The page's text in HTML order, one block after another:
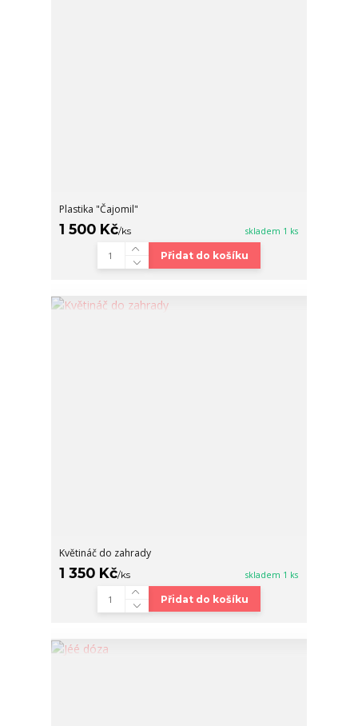
Plastika "Čajomil"
1 500 Kč/ks skladem 1 ks
Přidat do košíku
Květináč do zahrady
1 350 Kč/ks skladem 1 ks
Přidat do košíku